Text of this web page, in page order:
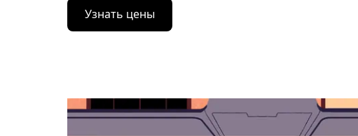
Нажмите
стрелку
вниз,
выбрать
дату.
Узнать цены